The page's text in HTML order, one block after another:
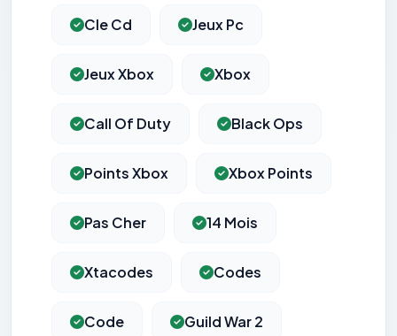
Cle Cd Jeux Pc
Jeux Xbox Xbox
Call Of Duty Black Ops
Points Xbox Xbox Points
Pas Cher 14 Mois
Xtacodes Codes
Code Guild War 2